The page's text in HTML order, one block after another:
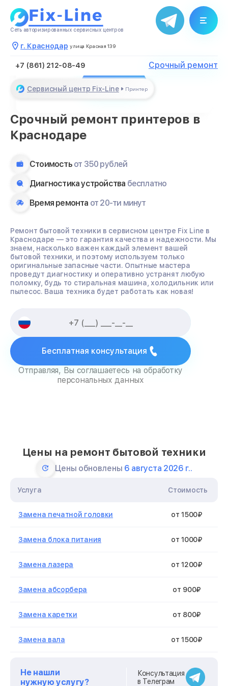
Сеть авторизированных сервисных центров
г. Краснодар улица Красная 139
+7 (861) 212-08-49 Срочный ремонт
Сервисный центр Fix-Line Принтер
Срочный ремонт принтеров в
Краснодаре
Стоимость от 350 рублей
Диагностика устройства бесплатно
Время ремонта от 20-ти минут
Ремонт бытовой техники в сервисном центре Fix Line в
Краснодаре — это гарантия качества и надежности. Мы
знаем, насколько важен каждый элемент вашей
бытовой техники, и поэтому используем только
оригинальные запасные части. Опытные мастера
проведут диагностику и оперативно устранят любую
поломку, будь то стиральная машина, холодильник или
пылесос. Ваша техника будет работать как новая!
Бесплатная консультация
Отправляя, Вы соглашаетесь на обработку
персональных данных
Цены на ремонт бытовой техники
Цены обновлены 6 августа 2026 г..
Услуга Стоимость
Замена печатной головки от 1500₽
Замена блока питания от 1000₽
Замена лазера от 1200₽
Замена абсорбера от 900₽
Замена каретки от 800₽
Замена вала от 1500₽
Не нашли
нужную услугу?
Консультация
в Телеграм
Менеджер свяжется с Вами в
течение нескольких минут
Закрыть